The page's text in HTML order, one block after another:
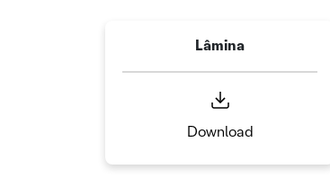
Lâmina
Download